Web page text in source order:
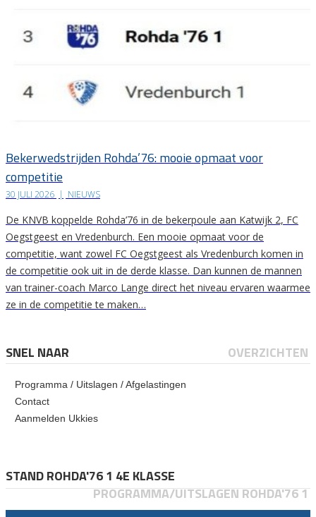
Bekerwedstrijden Rohda’76: mooie opmaat voor
competitie
30 JULI 2026 | NIEUWS
De KNVB koppelde Rohda’76 in de bekerpoule aan Katwijk 2, FC
Oegstgeest en Vredenburch. Een mooie opmaat voor de
competitie, want zowel FC Oegstgeest als Vredenburch komen in
de competitie ook uit in de derde klasse. Dan kunnen de mannen
van trainer-coach Marco Lange direct het niveau ervaren waarmee
ze in de competitie te maken…
SNEL NAAR OVERZICHTEN
Programma / Uitslagen / Afgelastingen
Contact
Aanmelden Ukkies
STAND ROHDA'76 1 4E KLASSE
PROGRAMMA/UITSLAGEN ROHDA'76 1